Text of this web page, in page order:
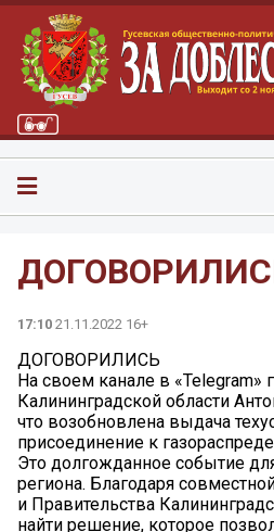
17:10 21.11.2022 16+
ДОГОВОРИЛИСЬ
На своем канале в «Telegram»
Калининградской области
что возобновлена выдача
присоединение к
Это долгожданное событие
региона. Благодаря
и Правительства
найти решение, которое